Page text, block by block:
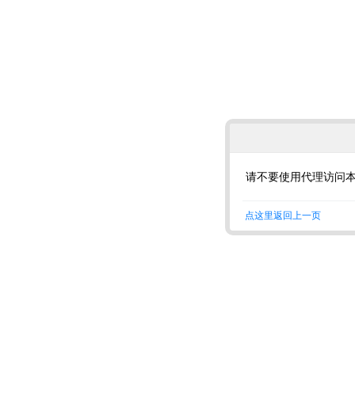
请不要使用代理访问
点这里返回上一页